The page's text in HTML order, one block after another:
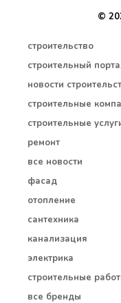
©
строительство
строительный
новости
строительные
строительные
ремонт
все новости
фасад
отопление
сантехника
канализация
электрика
строительные
все бренды